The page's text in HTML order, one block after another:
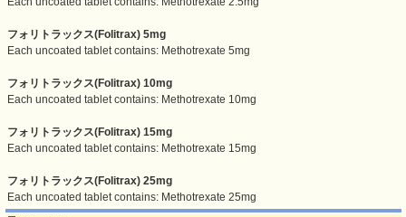
フォリトラックス(Folitrax) 5mg
Each uncoated tablet contains: Methotrexate 5mg
フォリトラックス(Folitrax) 10mg
Each uncoated tablet contains: Methotrexate 10mg
フォリトラックス(Folitrax) 15mg
Each uncoated tablet contains: Methotrexate 15mg
フォリトラックス(Folitrax) 25mg
Each uncoated tablet contains: Methotrexate 25mg